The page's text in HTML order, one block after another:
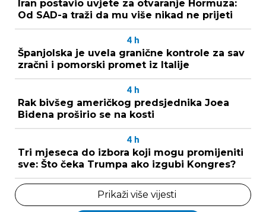
Iran postavio uvjete za otvaranje Hormuza:
Od SAD-a traži da mu više nikad ne prijeti
4 h
Španjolska je uvela granične kontrole za sav
zračni i pomorski promet iz Italije
4 h
Rak bivšeg američkog predsjednika Joea
Bidena proširio se na kosti
4 h
Tri mjeseca do izbora koji mogu promijeniti
sve: Što čeka Trumpa ako izgubi Kongres?
Prikaži više vijesti